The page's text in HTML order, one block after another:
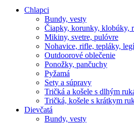
Chlapci
Bundy, vesty
Čiapky, korunky, klobúky,
Mikiny, svetre, pulóvre
Nohavice, rifle, tepláky,
Outdoorové oblečenie
Ponožky, pančuchy
Pyžamá
Sety a súpravy
Tričká a košele s dlhým
Tričká, košele s krátkym
Dievčatá
Bundy, vesty